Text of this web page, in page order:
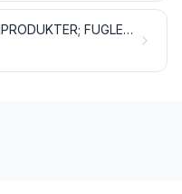
MÆLK OG MEJERIPRODUKTER; FUGLEÆG; NATURLIG HONNING; SPISELIGE PRODUKTER AF ANIMALSK OPRINDELSE, IKKE ANDETSTEDS TARIFERET